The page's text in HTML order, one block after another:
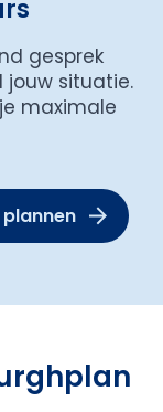
gesprek
jouw situatie.
maximale